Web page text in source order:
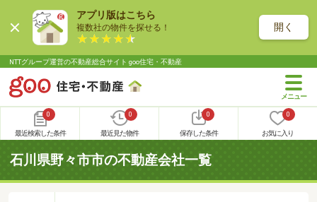
アプリ版はこちら
複数社の物件を探せる！ 開く
NTTグループ運営の不動産総合サイト goo住宅・不動産
0
最近検索した条件
0
最近見た物件
0
保存した条件
0
お気に入り
石川県野々市市の不動産会社一覧